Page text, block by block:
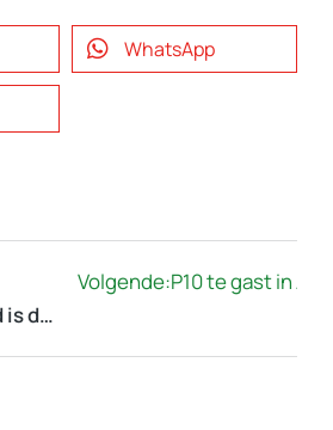
WhatsApp
Krimpenerwaard is de 34-ste gemeente van de P10
Volgende:P10 te gast in